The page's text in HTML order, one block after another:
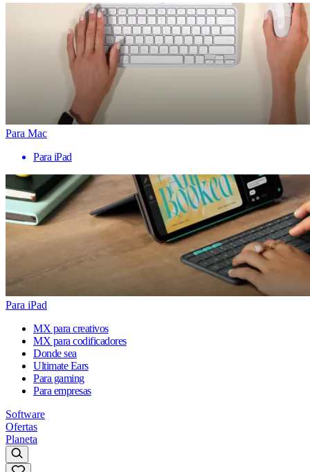
Para Mac
Para iPad
Para iPad
MX para creativos
MX para codificadores
Donde sea
Ultimate Ears
Para gaming
Para empresas
Software
Ofertas
Planeta